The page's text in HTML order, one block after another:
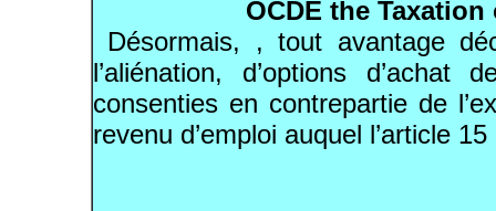
OCDE the
Désormais, , tout avantage
l’aliénation, d’options
consenties en contrepartie de
revenu d’emploi auquel l’article